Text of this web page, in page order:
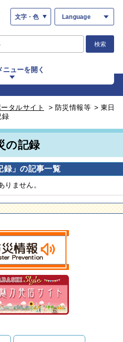
文字・色 Language
検索
ニューを開く
タルサイト > 防災情報等 > 東日
録
の記録
録」の記事一覧
りません。